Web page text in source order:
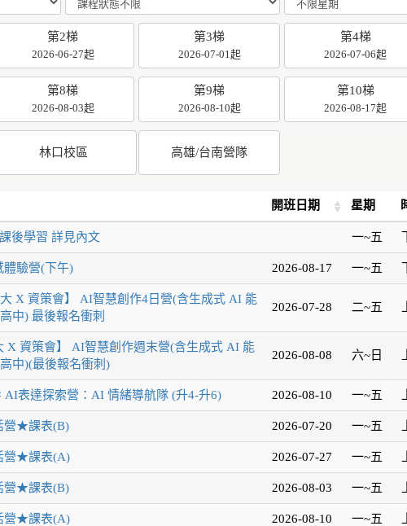
第2梯
2026-06-27起
第3梯
2026-07-01起
第4梯
2026-07-06起
第8梯
2026-08-03起
第9梯
2026-08-10起
第10梯
2026-08-17起
林口校區 高雄/台南營隊
開班日期 星期
後學習 詳見內文 一~五
體驗營(下午) 2026-08-17 一~五
X 資策會】 AI智慧創作4日營(含生成式 AI 能
中) 最後報名衝刺
2026-07-28 二~五
X 資策會】 AI智慧創作週末營(含生成式 AI 能
中)(最後報名衝刺)
2026-08-08 六~日
AI表達探索營：AI 情緒導航隊 (升4-升6) 2026-08-10 一~五
營★課表(B) 2026-07-20 一~五
營★課表(A) 2026-07-27 一~五
營★課表(B) 2026-08-03 一~五
營★課表(A) 2026-08-10 一~五